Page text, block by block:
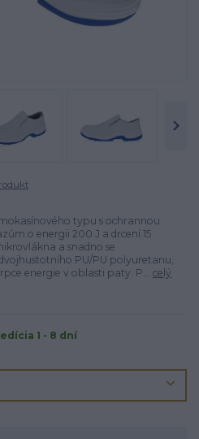
typu s ochrannou
o energii 200 J a drcení 15
a snadno se
PU/PU polyuretanu,
energie v oblasti paty. P... celý
1 - 8 dní